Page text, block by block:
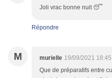
Joli vrac bonne nuit 😴
Répondre
M murielle 19/09/2021 18:45
Que de préparatifs entre